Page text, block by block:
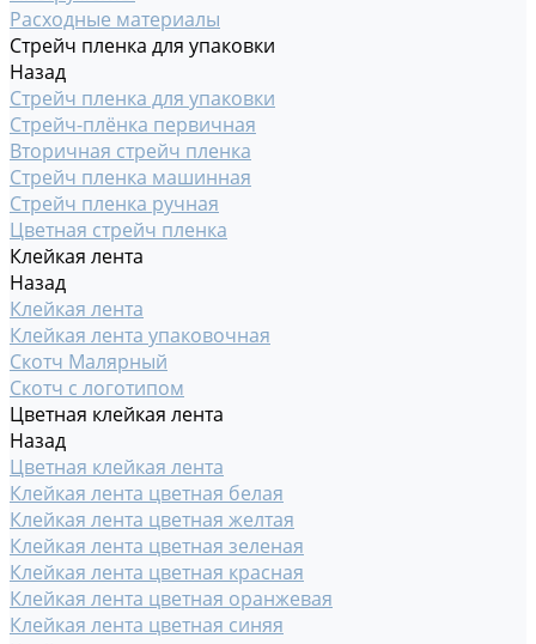
Расходные материалы
Стрейч пленка для упаковки
Назад
Стрейч пленка для упаковки
Стрейч-плёнка первичная
Вторичная стрейч пленка
Стрейч пленка машинная
Стрейч пленка ручная
Цветная стрейч пленка
Клейкая лента
Назад
Клейкая лента
Клейкая лента упаковочная
Скотч Малярный
Скотч с логотипом
Цветная клейкая лента
Назад
Цветная клейкая лента
Клейкая лента цветная белая
Клейкая лента цветная желтая
Клейкая лента цветная зеленая
Клейкая лента цветная красная
Клейкая лента цветная оранжевая
Клейкая лента цветная синяя